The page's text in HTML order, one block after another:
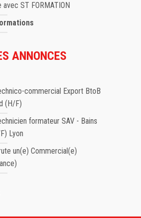
ST FORMATION
ANNONCES
commercial Export BtoB
(H/F)
formateur SAV - Bains
Lyon
un(e) Commercial(e)